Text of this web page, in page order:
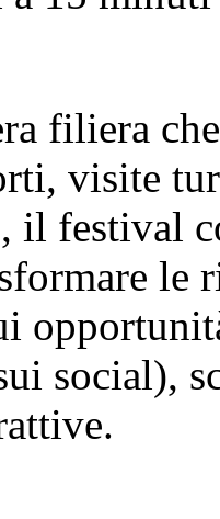
filiera
visite
il festival
le
social),